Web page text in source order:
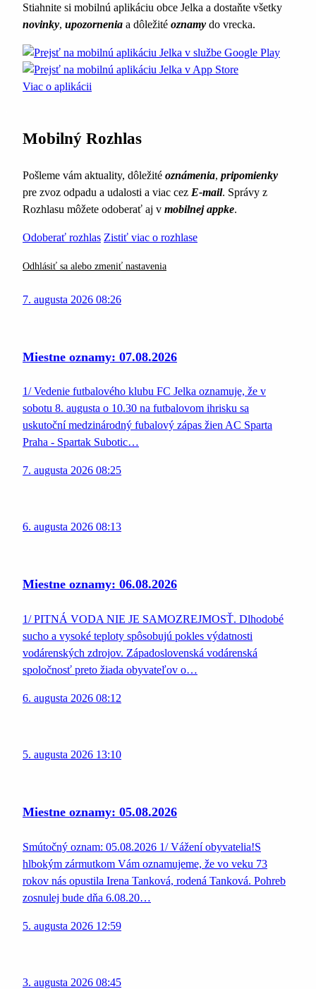
Stiahnite si mobilnú aplikáciu obce Jelka a dostaňte všetky
novinky, upozornenia a dôležité oznamy do vrecka.
Viac o aplikácii
Mobilný Rozhlas
Pošleme vám aktuality, dôležité oznámenia, pripomienky
pre zvoz odpadu a udalosti a viac cez E-mail. Správy z
Rozhlasu môžete odoberať aj v mobilnej appke.
Odoberať rozhlas Zistiť viac o rozhlase
Odhlásiť sa alebo zmeniť nastavenia
7. augusta 2026 08:26
Miestne oznamy: 07.08.2026
1/ Vedenie futbalového klubu FC Jelka oznamuje, že v
sobotu 8. augusta o 10.30 na futbalovom ihrisku sa
uskutoční medzinárodný fubalový zápas žien AC Sparta
Praha - Spartak Subotic…
7. augusta 2026 08:25
6. augusta 2026 08:13
Miestne oznamy: 06.08.2026
1/ PITNÁ VODA NIE JE SAMOZREJMOSŤ. Dlhodobé
sucho a vysoké teploty spôsobujú pokles výdatnosti
vodárenských zdrojov. Západoslovenská vodárenská
spoločnosť preto žiada obyvateľov o…
6. augusta 2026 08:12
5. augusta 2026 13:10
Miestne oznamy: 05.08.2026
Smútočný oznam: 05.08.2026 1/ Vážení obyvatelia!S
hlbokým zármutkom Vám oznamujeme, že vo veku 73
rokov nás opustila Irena Tanková, rodená Tanková. Pohreb
zosnulej bude dňa 6.08.20…
5. augusta 2026 12:59
3. augusta 2026 08:45